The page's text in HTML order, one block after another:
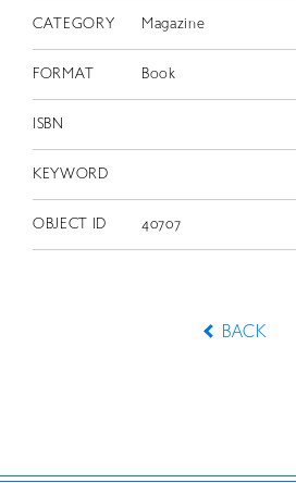
CATEGORY Magazine
FORMAT Book
ISBN
KEYWORD
OBJECT ID 40707
BACK